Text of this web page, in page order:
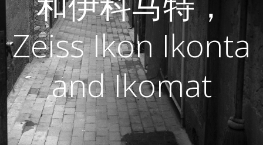
Zeiss Ikon Ikonta
and Ikomat